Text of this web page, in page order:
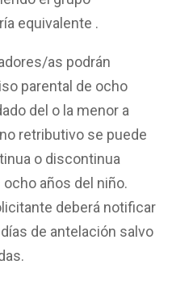
equivalente .
as podrán
parental de ocho
del o la menor a
retributivose puede
o discontinua
años del niño.
deberá notificar
de antelación salvo